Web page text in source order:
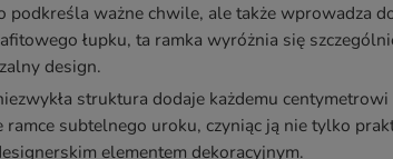
ważne chwile, ale także wprowadza
łupku, ta ramka wyróżnia się
design.
struktura dodaje każdemu
subtelnego uroku, czyniąc ją nie tylko
elementem dekoracyjnym.